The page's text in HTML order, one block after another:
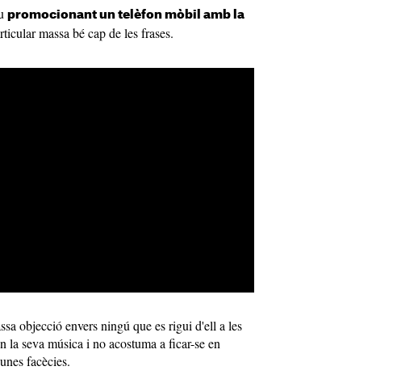
promocionant un telèfon mòbil amb la
massa bé cap de les frases.
objecció envers ningú que es rigui d'ell a les
la seva música i no acostuma a ficar-se en
facècies.